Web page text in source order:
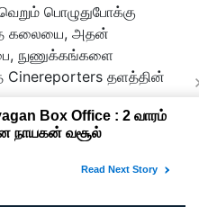
பொழுதுபோக்கு
கலையை, அதன்
நுணுக்கங்களை
Cinereporters தளத்தின்